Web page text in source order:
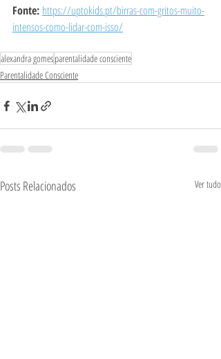
Fonte: https://uptokids.pt/birras-com-gritos-muito-
intensos-como-lidar-com-isso/
alexandra gomesparentalidade consciente
Parentalidade Consciente
Posts Relacionados Ver tudo